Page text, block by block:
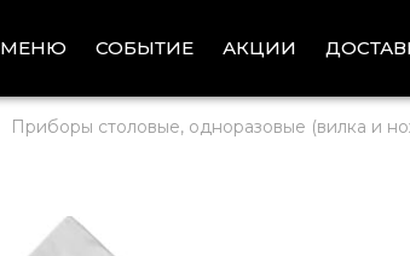
МЕНЮ СОБЫТИЕ АКЦИИ
Приборы столовые, одноразовые (вилка и